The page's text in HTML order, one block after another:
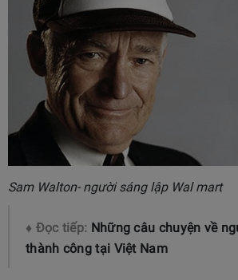
Sam Walton- người sáng lập Wal mart
♦ Đọc tiếp: Những câu chuyện về
thành công tại Việt Nam